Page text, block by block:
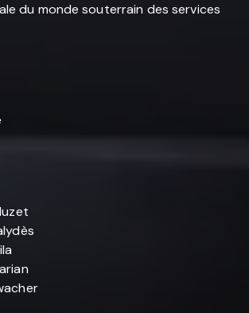
du monde souterrain des services